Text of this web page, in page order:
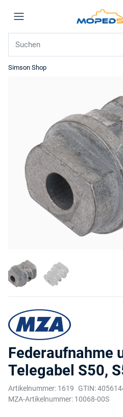
Simson Shop
Federaufnahme
Telegabel S50,
Artikelnummer: 1619 GTIN:
MZA-Artikelnummer: 10068-00S